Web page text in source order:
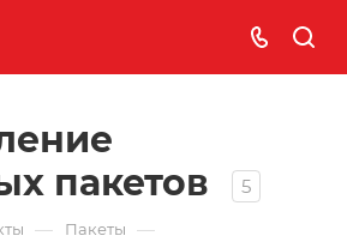
пакетов
5
— Пакеты —